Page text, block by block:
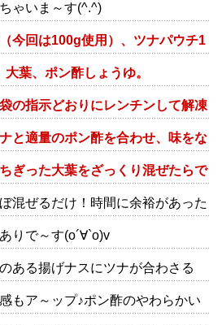
ゃいま～す(^.^)
今回は100g使用）、ツナパウチ1
葉、ポン酢しょうゆ。
の指示どおりにレンチンして解凍
と適量のポン酢を合わせ、味をな
ぎった大葉をざっくり混ぜたらで
混ぜるだけ！時間に余裕があった
りで～す(о´∀`о)v
ある揚げナスにツナが合わさる
もア～ップ♪ポン酢のやわらかい